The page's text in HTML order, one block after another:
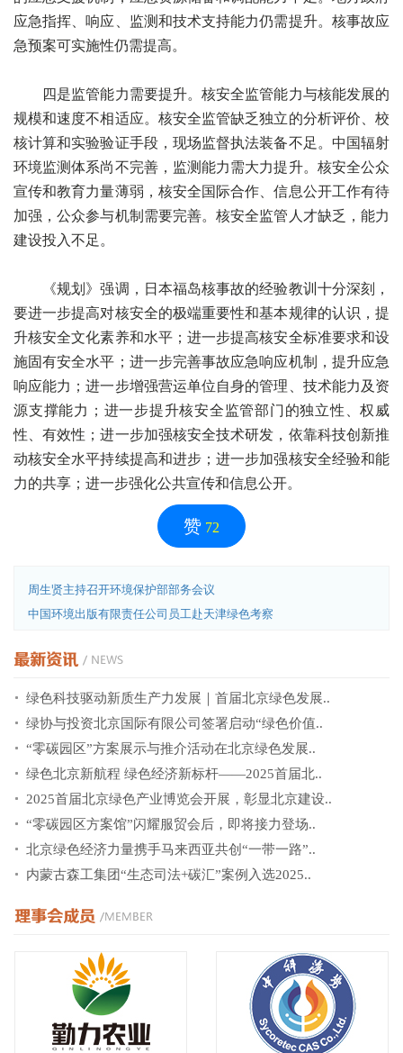
应急指挥、响应、监测和技术支持能力仍需提升。核事故应
急预案可实施性仍需提高。
四是监管能力需要提升。核安全监管能力与核能发展的
规模和速度不相适应。核安全监管缺乏独立的分析评价、校
核计算和实验验证手段，现场监督执法装备不足。中国辐射
环境监测体系尚不完善，监测能力需大力提升。核安全公众
宣传和教育力量薄弱，核安全国际合作、信息公开工作有待
加强，公众参与机制需要完善。核安全监管人才缺乏，能力
建设投入不足。
《规划》强调，日本福岛核事故的经验教训十分深刻，
要进一步提高对核安全的极端重要性和基本规律的认识，提
升核安全文化素养和水平；进一步提高核安全标准要求和设
施固有安全水平；进一步完善事故应急响应机制，提升应急
响应能力；进一步增强营运单位自身的管理、技术能力及资
源支撑能力；进一步提升核安全监管部门的独立性、权威
性、有效性；进一步加强核安全技术研发，依靠科技创新推
动核安全水平持续提高和进步；进一步加强核安全经验和能
力的共享；进一步强化公共宣传和信息公开。
赞 72
周生贤主持召开环境保护部部务会议
中国环境出版有限责任公司员工赴天津绿色考察
绿色科技驱动新质生产力发展｜首届北京绿色发展..
绿协与投资北京国际有限公司签署启动“绿色价值..
“零碳园区”方案展示与推介活动在北京绿色发展..
绿色北京新航程 绿色经济新标杆——2025首届北..
2025首届北京绿色产业博览会开展，彰显北京建设..
“零碳园区方案馆”闪耀服贸会后，即将接力登场..
北京绿色经济力量携手马来西亚共创“一带一路”..
内蒙古森工集团“生态司法+碳汇”案例入选2025..